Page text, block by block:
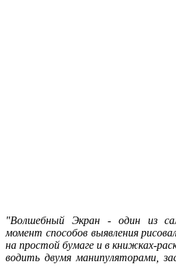
"Волшебный Экран - один из
момент способов выявления
на простой бумаге и в книжках-
водить двумя манипуляторами,